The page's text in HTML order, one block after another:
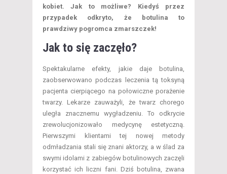
kobiet. Jak to możliwe? Kiedyś przez
przypadek odkryto, że botulina to
prawdziwy pogromca zmarszczek!
Jak to się zaczęło?
Spektakularne efekty, jakie daje botulina,
zaobserwowano podczas leczenia tą toksyną
pacjenta cierpiącego na połowiczne porażenie
twarzy. Lekarze zauważyli, że twarz chorego
uległa znacznemu wygładzeniu. To odkrycie
zrewolucjonizowało medycynę estetyczną.
Pierwszymi klientami tej nowej metody
odmładzania stali się znani aktorzy, a w ślad za
swymi idolami z zabiegów botulinowych zaczęli
korzystać ich liczni fani. Dziś botulina, zwana